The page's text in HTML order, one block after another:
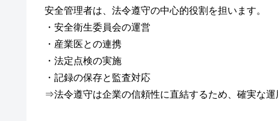
安全管理者は、法令遵守の中心的役割を担います。
・安全衛生委員会の運営
・産業医との連携
・法定点検の実施
・記録の保存と監査対応
⇒法令遵守は企業の信頼性に直結するため、確実な運